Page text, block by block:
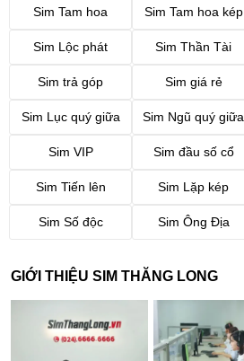
Sim Tam hoa Sim Tam hoa kép
Sim Lộc phát Sim Thần Tài
Sim trả góp Sim giá rẻ
Sim Lục quý giữa Sim Ngũ quý giữa
Sim VIP Sim đầu số cổ
Sim Tiến lên Sim Lặp kép
Sim Số độc Sim Ông Địa
GIỚI THIỆU SIM THĂNG LONG